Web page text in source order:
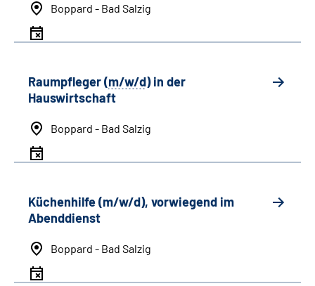
Boppard - Bad Salzig
Raumpfleger (m/w/d) in der
Hauswirtschaft
Boppard - Bad Salzig
Küchenhilfe (m/w/d), vorwiegend im
Abenddienst
Boppard - Bad Salzig